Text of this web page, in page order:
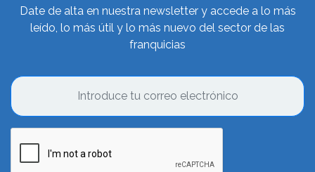
Date de alta en nuestra newsletter y accede a lo más
leído, lo más útil y lo más nuevo del sector de las
franquicias